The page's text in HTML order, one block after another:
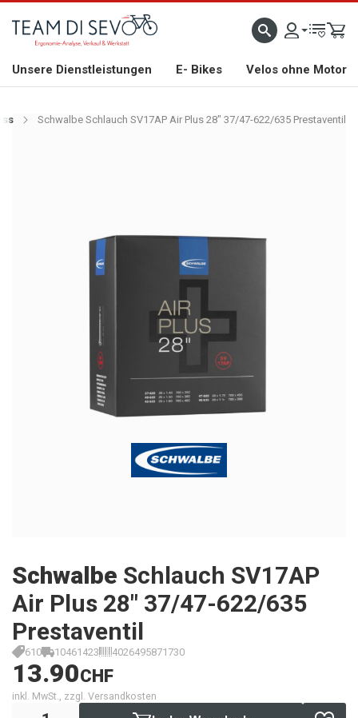
WILLKOMMEN GROSSE AUSWAHL AN RENNRÄDERN, GRAVEL, E-BIKES UND
Unsere Dienstleistungen E- Bikes Velos ohne Motor
Schwalbe Schlauch SV17AP Air Plus 28" 37/47-622/635 Prestaventil
Schwalbe Schlauch SV17AP
Air Plus 28" 37/47-622/635
Prestaventil
610 10461423 4026495871730
13.90CHF
inkl. MwSt., zzgl. Versandkosten